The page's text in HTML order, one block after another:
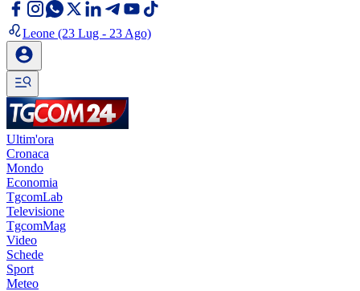
Leone (23 Lug - 23 Ago)
Ultim'ora
Cronaca
Mondo
Economia
TgcomLab
Televisione
TgcomMag
Video
Schede
Sport
Meteo